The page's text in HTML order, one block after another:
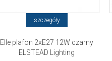
szczegóły
Elle plafon 2xE27 12W czarny
ELSTEAD Lighting